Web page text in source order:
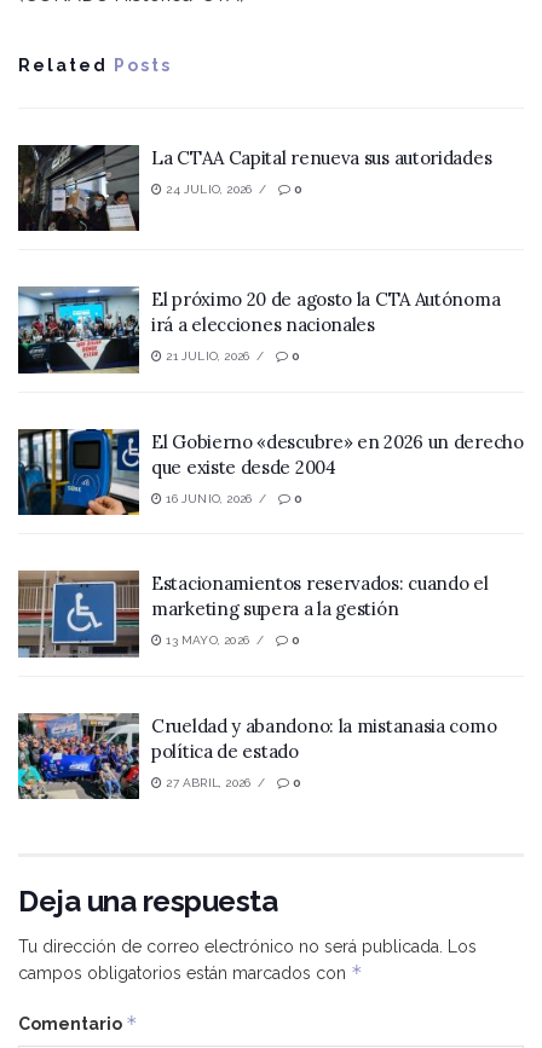
Related Posts
La CTAA Capital renueva sus autoridades
24 JULIO, 2026 0
El próximo 20 de agosto la CTA Autónoma
irá a elecciones nacionales
21 JULIO, 2026 0
El Gobierno «descubre» en 2026 un derecho
que existe desde 2004
16 JUNIO, 2026 0
Estacionamientos reservados: cuando el
marketing supera a la gestión
13 MAYO, 2026 0
Crueldad y abandono: la mistanasia como
política de estado
27 ABRIL, 2026 0
Deja una respuesta
Tu dirección de correo electrónico no será publicada. Los
campos obligatorios están marcados con *
Comentario *